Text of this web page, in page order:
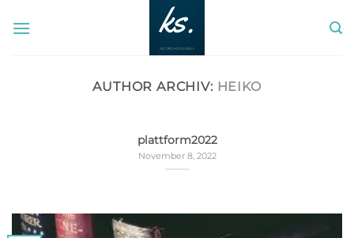
Inhalt
AUTHOR ARCHIV: HEIKO
plattform2022
November 8, 2022